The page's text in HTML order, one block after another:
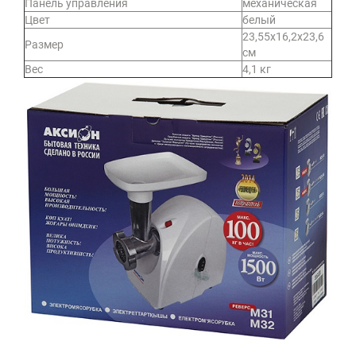
Панель управления
механическая
Цвет
белый
Размер
23,55х16,2х23,6
см
Вес
4,1 кг